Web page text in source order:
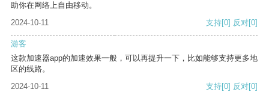
助你在网络上自由移动。
2024-10-11
支持[0] 反对[0]
游客
这款加速器app的加速效果一般，可以再提升一下，比如能够支持更多地
区的线路。
2024-10-11
支持[0] 反对[0]